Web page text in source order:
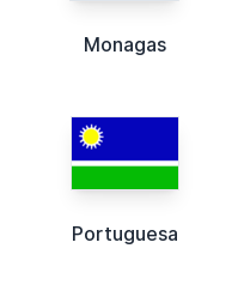
Monagas
Portuguesa